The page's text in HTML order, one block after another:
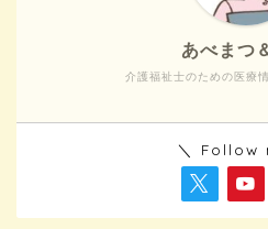
介護福祉士のための医療
あべまつ
＼ Follow